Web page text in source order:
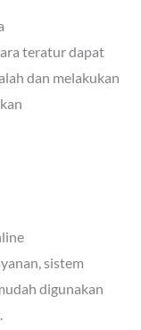
teratur dapat
dan melakukan
sistem
digunakan